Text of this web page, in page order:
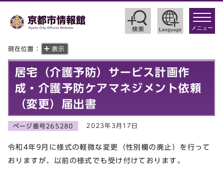
toggle
メニュー
現在位置： 表示
居宅（介護予防）サービス計画作
成・介護予防ケアマネジメント依頼
（変更）届出書
ページ番号265280 2023年3月17日
令和4年9月に様式の軽微な変更（性別欄の廃止）を行って
おりますが、以前の様式でも受け付けております。